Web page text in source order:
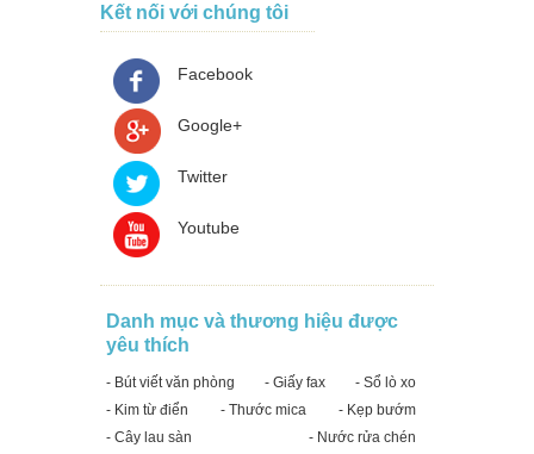
Kết nối với chúng tôi
Facebook
Google+
Twitter
Youtube
Danh mục và thương hiệu được
yêu thích
- Bút viết văn phòng - Giấy fax
- Sổ lò xo
- Kim từ điển
- Thước mica
- Kẹp bướm
- Cây lau sàn
- Nước rửa chén